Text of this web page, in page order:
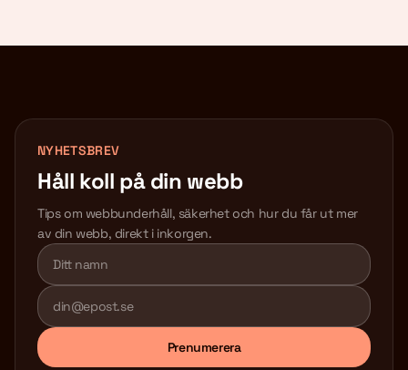
NYHETSBREV
Håll koll på din webb
Tips om webbunderhåll, säkerhet och hur du får ut mer
av din webb, direkt i inkorgen.
Lämna detta fält tomt
Prenumerera